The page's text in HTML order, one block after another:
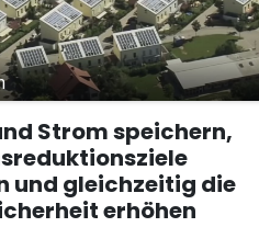
Strom speichern,
und gleichzeitig die
erhöhen